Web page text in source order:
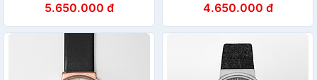
5.650.000 đ 4.650.000 đ